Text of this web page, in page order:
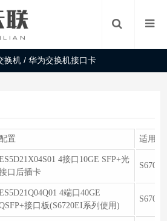
换机 /华为交换机接口卡
配置 适用于
4接口10GE SFP+光
口后插卡
S6700
4端口40GE
接口板(S6720EI系列使用)
S6700